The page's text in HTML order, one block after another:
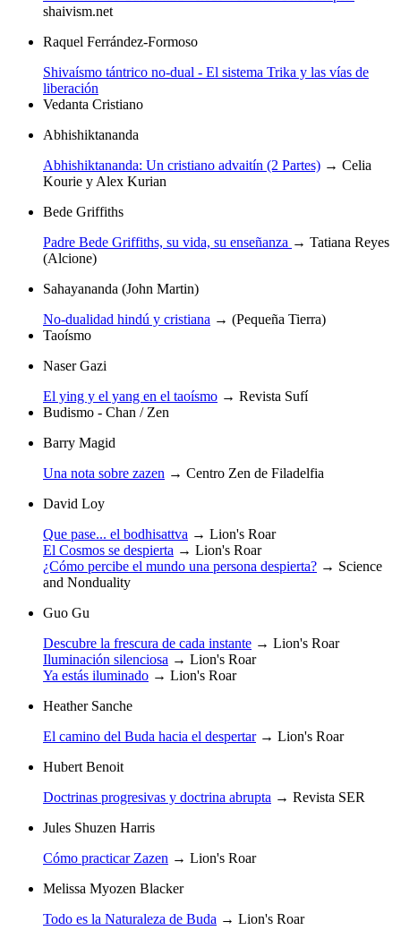
shaivism.net
Raquel Ferrández-Formoso
Shivaísmo tántrico no-dual - El sistema Trika y las vías de
liberación
Vedanta Cristiano
Abhishiktananda
Abhishiktananda: Un cristiano advaitín (2 Partes) → Celia
Kourie y Alex Kurian
Bede Griffiths
Padre Bede Griffiths, su vida, su enseñanza → Tatiana Reyes
(Alcione)
Sahayananda (John Martin)
No-dualidad hindú y cristiana → (Pequeña Tierra)
Taoísmo
Naser Gazi
El ying y el yang en el taoísmo → Revista Sufí
Budismo - Chan / Zen
Barry Magid
Una nota sobre zazen → Centro Zen de Filadelfia
David Loy
Que pase... el bodhisattva → Lion's Roar
El Cosmos se despierta → Lion's Roar
¿Cómo percibe el mundo una persona despierta? → Science
and Nonduality
Guo Gu
Descubre la frescura de cada instante → Lion's Roar
Iluminación silenciosa → Lion's Roar
Ya estás iluminado → Lion's Roar
Heather Sanche
El camino del Buda hacia el despertar→ Lion's Roar
Hubert Benoit
Doctrinas progresivas y doctrina abrupta → Revista SER
Jules Shuzen Harris
Cómo practicar Zazen → Lion's Roar
Melissa Myozen Blacker
Todo es la Naturaleza de Buda → Lion's Roar